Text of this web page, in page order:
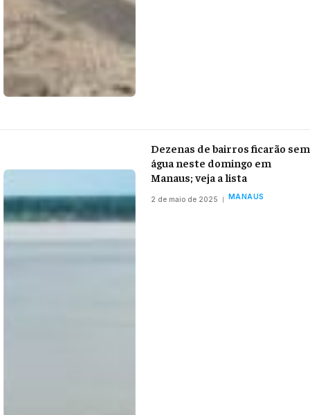
Dezenas de bairros ficarão sem
água neste domingo em
Manaus; veja a lista
2 de maio de 2025 MANAUS